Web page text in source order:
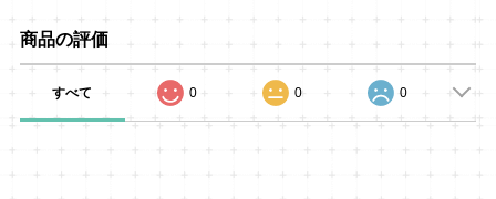
商品の評価
すべて 0 0 0